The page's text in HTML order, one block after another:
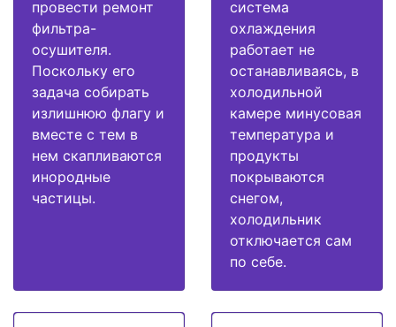
провести ремонт
фильтра-
осушителя.
Поскольку его
задача собирать
излишнюю флагу и
вместе с тем в
нем скапливаются
инородные
частицы.
система
охлаждения
работает не
останавливаясь, в
холодильной
камере минусовая
температура и
продукты
покрываются
снегом,
холодильник
отключается сам
по себе.